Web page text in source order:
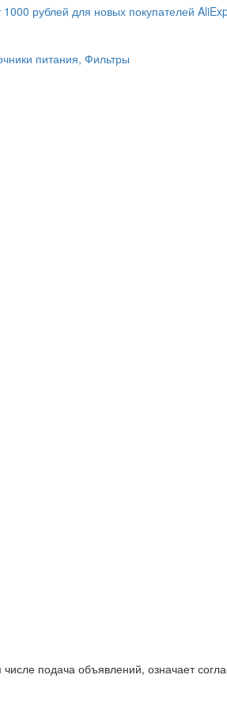
рублей для новых покупателей
питания, Фильтры
подача объявлений, означает